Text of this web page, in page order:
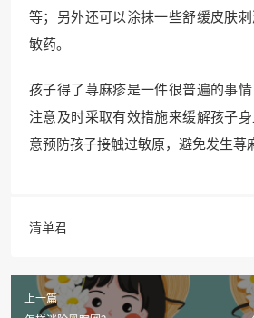
等；另外还可以涂抹一些舒缓皮肤
敏药。
孩子得了荨麻疹是一件很普遍的事
注意及时采取有效措施来缓解孩子
意预防孩子接触过敏原，避免发生荨
清单君
上一篇